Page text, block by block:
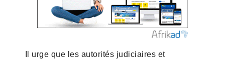
Il urge que les autorités judiciaires et